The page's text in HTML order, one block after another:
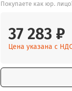
Покупаете как юр.
37 283 ₽
Цена указана с